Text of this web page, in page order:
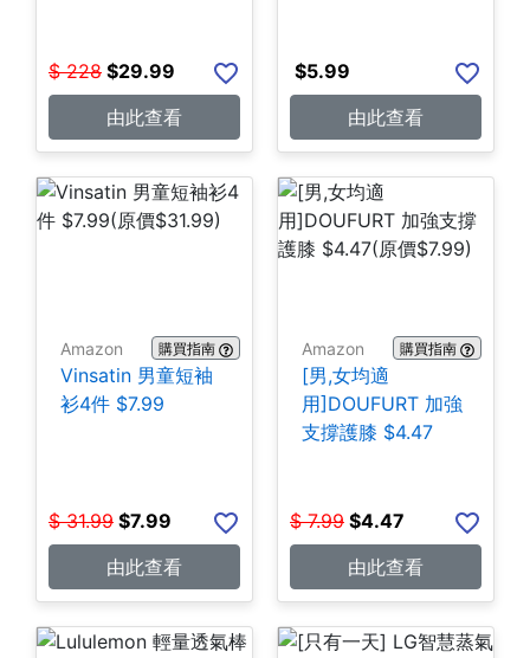
$ 228 $29.99
由此查看
$5.99
由此查看
Amazon 購買指南
Vinsatin 男童短袖
衫4件 $7.99
$ 31.99 $7.99
由此查看
Amazon 購買指南
[男,女均適
用]DOUFURT 加強
支撐護膝 $4.47
$ 7.99 $4.47
由此查看